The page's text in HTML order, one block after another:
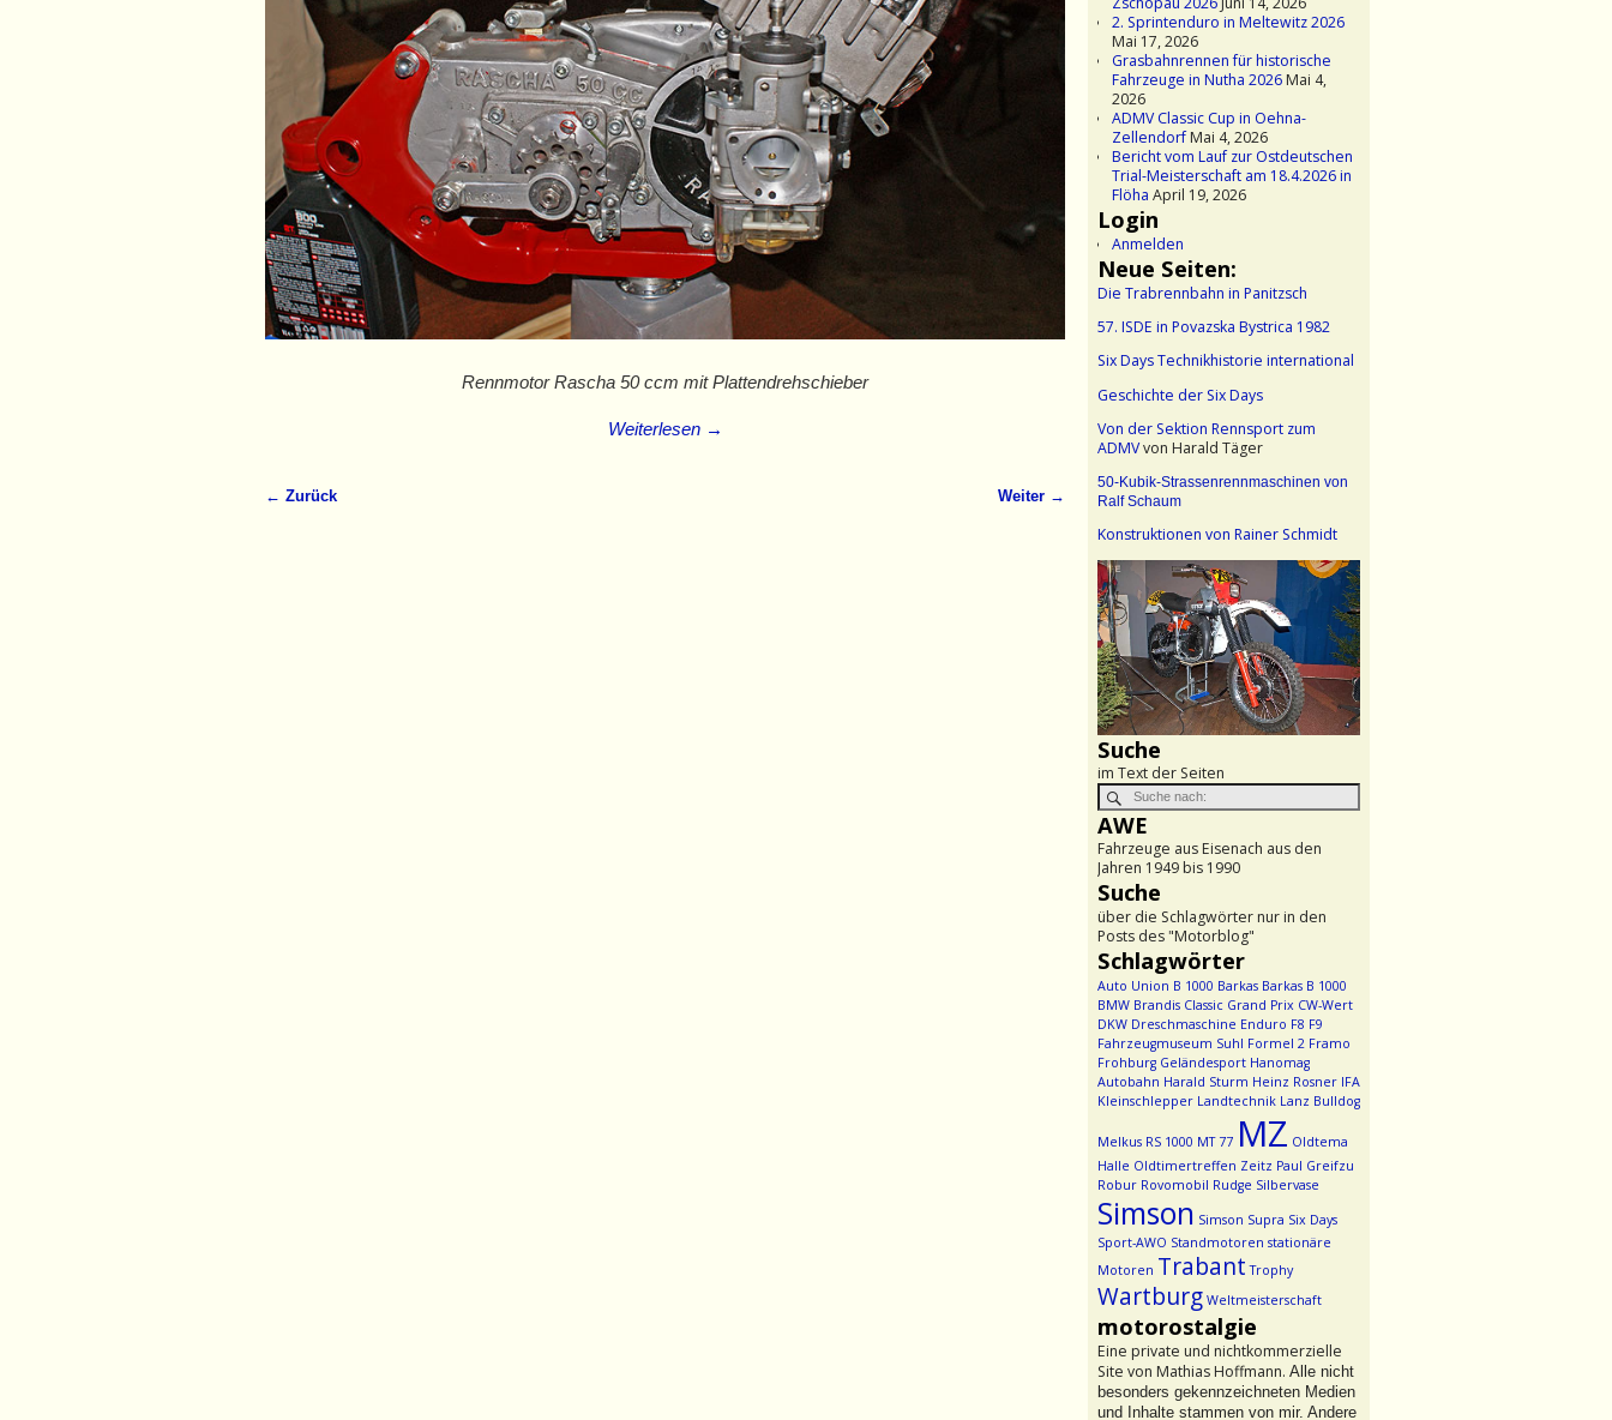
Rennmotor Rascha 50 ccm mit Plattendrehschieber
Weiterlesen →
← Zurück Weiter →
2. Sprintenduro in Meltewitz 2026
Mai 17, 2026
Grasbahnrennen für historische
Fahrzeuge in Nutha 2026Mai 4,
2026
ADMV Classic Cup in Oehna-
ZellendorfMai 4, 2026
Bericht vom Lauf zur Ostdeutschen
Trial-Meisterschaft am 18.4.2026 in
Flöha April 19, 2026
Login
Anmelden
Neue Seiten:
Die Trabrennbahn in Panitzsch
57. ISDE in Povazska Bystrica 1982
Six Days Technikhistorie international
Geschichte der Six Days
Von der Sektion Rennsport zum
ADMVvon Harald Täger
50-Kubik-Strassenrennmaschinen von
Ralf Schaum
Konstruktionen von Rainer Schmidt
Suche
im Text der Seiten
AWE
Fahrzeuge aus Eisenach aus den
Jahren 1949 bis 1990
Suche
über die Schlagwörter nur in den
Posts des "Motorblog"
Schlagwörter
Auto Union B 1000 Barkas Barkas B 1000
BMW Brandis Classic Grand Prix CW-Wert
DKW Dreschmaschine Enduro F8 F9
Fahrzeugmuseum Suhl Formel 2 Framo
Frohburg Geländesport Hanomag
Autobahn Harald Sturm Heinz Rosner IFA
Kleinschlepper Landtechnik Lanz Bulldog
Melkus RS 1000 MT 77 MZ Oldtema
Halle Oldtimertreffen Zeitz Paul Greifzu
Robur Rovomobil Rudge Silbervase
Simson Simson Supra Six Days
Sport-AWO Standmotoren stationäre
Motoren Trabant Trophy
Wartburg Weltmeisterschaft
motorostalgie
Eine private und nichtkommerzielle
Site von Mathias Hoffmann. Alle nicht
besonders gekennzeichneten Medien
und Inhalte stammen von mir. Andere